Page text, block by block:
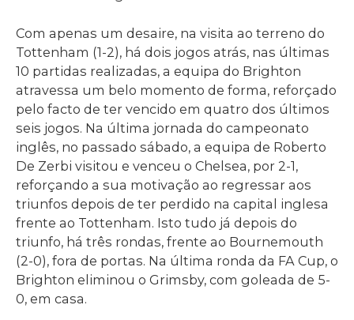
Com apenas um desaire, na visita ao terreno do
Tottenham (1-2), há dois jogos atrás, nas últimas
10 partidas realizadas, a equipa do Brighton
atravessa um belo momento de forma, reforçado
pelo facto de ter vencido em quatro dos últimos
seis jogos. Na última jornada do campeonato
inglês, no passado sábado, a equipa de Roberto
De Zerbi visitou e venceu o Chelsea, por 2-1,
reforçando a sua motivação ao regressar aos
triunfos depois de ter perdido na capital inglesa
frente ao Tottenham. Isto tudo já depois do
triunfo, há três rondas, frente ao Bournemouth
(2-0), fora de portas. Na última ronda da FA Cup, o
Brighton eliminou o Grimsby, com goleada de 5-
0, em casa.